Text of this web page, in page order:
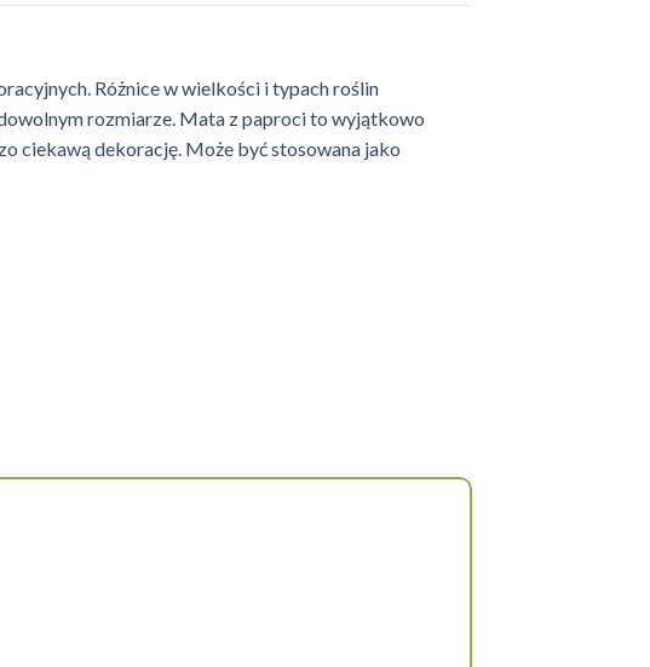
Różnice w wielkości i typach roślin
rozmiarze. Mata z paproci to wyjątkowo
ciekawą dekorację. Może być stosowana jako